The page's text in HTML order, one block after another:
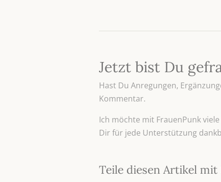
Jetzt bist Du
Hast Du Anregungen,
Kommentar.
Ich möchte mit FrauenPunk
Dir für jede Unterstützung
Teile diesen Artikel